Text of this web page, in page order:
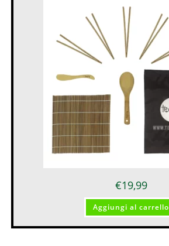
€19,99
Aggiungi al carrello